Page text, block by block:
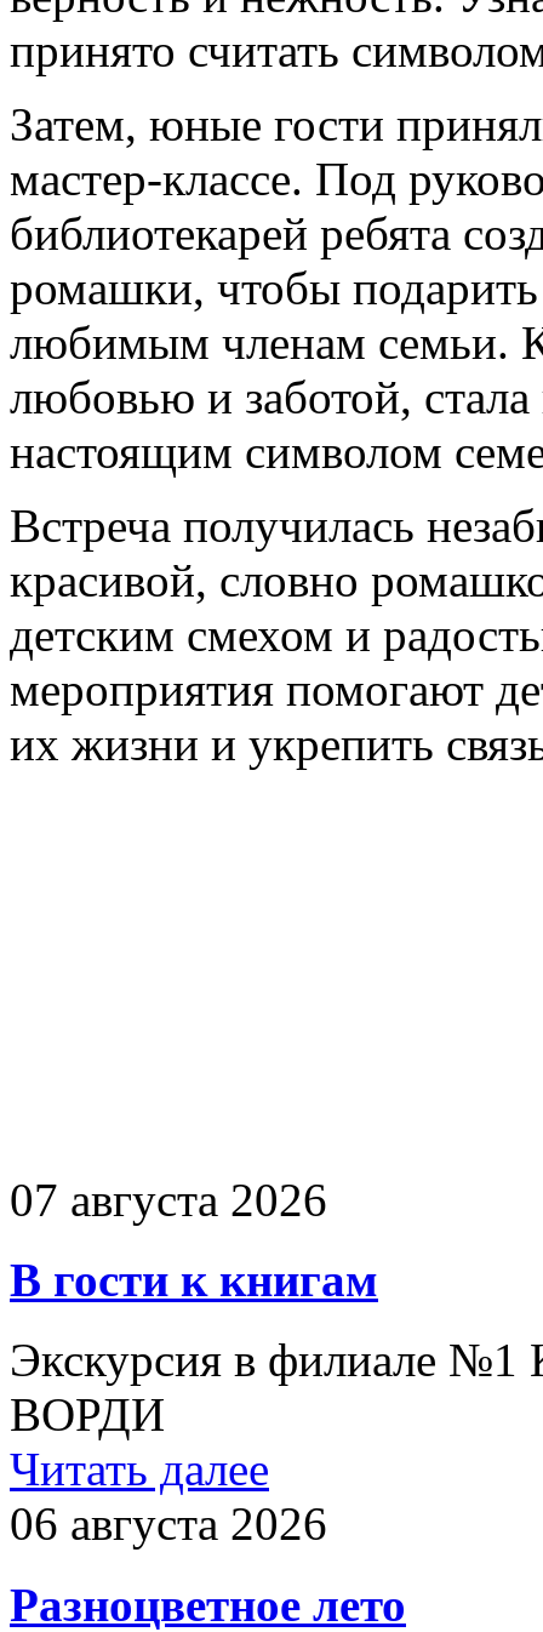
принято считать
Затем, юные гости
мастер-классе. Под
библиотекарей ребята
ромашки, чтобы
любимым членам семьи.
любовью и заботой,
настоящим символом
Встреча получилась
красивой, словно
детским смехом и
мероприятия помогают
их жизни и укрепить
07 августа 2026
В гости к книгам
Экскурсия в филиале
ВОРДИ
Читать далее
06 августа 2026
Разноцветное лето